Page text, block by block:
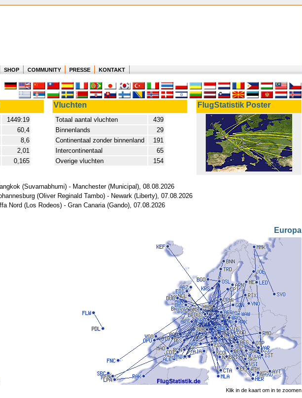
SHOP COMMUNITY PRESSE KONTAKT
Vluchten FlugStatistik Poster
1449:19
60,4
8,6
2,01
0,165
Totaal aantal vluchten
439
Binnenlands
29
Continentaal zonder binnenland
191
Intercontinentaal
65
Overige vluchten
154
(Suvarnabhumi) - Manchester (Municipal), 08.08.2026
(Oliver Reginald Tambo) - Newark (Liberty), 07.08.2026
Nord (Los Rodeos) - Gran Canaria (Gando), 07.08.2026
Europa
Klik in de kaart om in te zoomen